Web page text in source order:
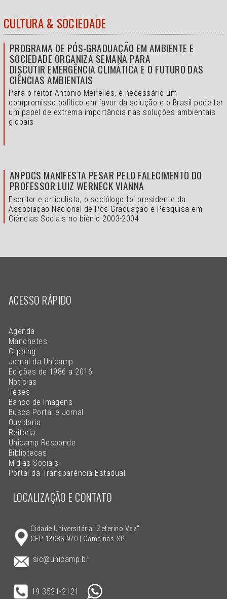
CULTURA & SOCIEDADE
PROGRAMA DE PÓS-GRADUAÇÃO EM AMBIENTE E
SOCIEDADE ORGANIZA SEMANA PARA
DISCUTIR EMERGÊNCIA CLIMÁTICA E O FUTURO DAS
CIÊNCIAS AMBIENTAIS
Para o reitor Antonio Meirelles, é necessário um
compromisso político em favor da solução e o Brasil pode ter
um papel de extrema importância nas soluções ambientais
globais
ANPOCS MANIFESTA PESAR PELO FALECIMENTO DO
PROFESSOR LUIZ WERNECK VIANNA
Escritor e articulista, o sociólogo foi presidente da
Associação Nacional de Pós-Graduação e Pesquisa em
Ciências Sociais no biênio 2003-2004
ACESSO RÁPIDO
Agenda
Manchetes
Clipping
Jornal da Unicamp
Edições de 1986 a 2016
Notícias
Teses
Banco de Imagens
Busca Portal e Jornal
Ouvidoria
Reitoria
Unicamp Responde
Bibliotecas
Mídias Sociais
Portal da Transparência Estadual
LOCALIZAÇÃO E CONTATO
Cidade Universitária "Zeferino Vaz"
CEP 13083-970 | Campinas-SP
sic@unicamp.br
19 3521-2121